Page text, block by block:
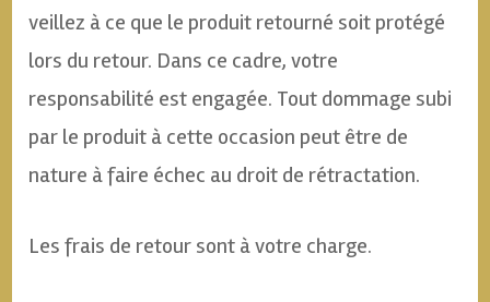
veillez à ce que le produit retourné soit protégé
lors du retour. Dans ce cadre, votre
responsabilité est engagée. Tout dommage subi
par le produit à cette occasion peut être de
nature à faire échec au droit de rétractation.
Les frais de retour sont à votre charge.